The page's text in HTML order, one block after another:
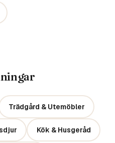
Trädgård & Utemöbler
Kök & Husgeråd